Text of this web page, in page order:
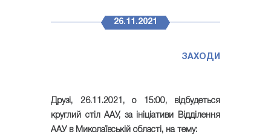
26.11.2021
ЗАХОДИ
Друзі, 26.11.2021, о 15:00, відбудеться
круглий стіл ААУ, за ініціативи Відділення
ААУ в Миколаївській області, на тему: